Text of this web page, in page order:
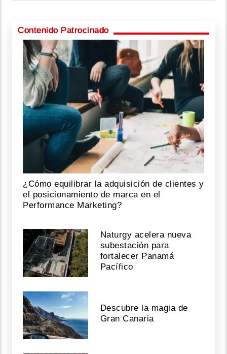
Contenido Patrocinado
¿Cómo equilibrar la adquisición de clientes y
el posicionamiento de marca en el
Performance Marketing?
Naturgy acelera nueva
subestación para
fortalecer Panamá
Pacífico
Descubre la magia de
Gran Canaria